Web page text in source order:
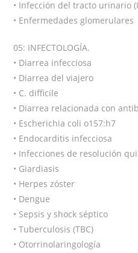
• Infección del tracto urinario
• Enfermedades glomerulares
05: INFECTOLOGÍA.
• Diarrea infecciosa
• Diarrea del viajero
• C. difficile
• Diarrea relacionada con
• Escherichia coli o157:h7
• Endocarditis infecciosa
• Infecciones de resolución
• Giardiasis
• Herpes zóster
• Dengue
• Sepsis y shock séptico
• Tuberculosis (TBC)
• Otorrinolaringología